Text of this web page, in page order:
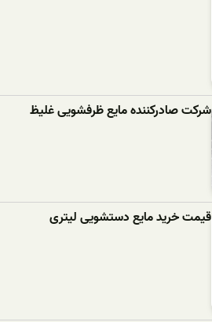
شرکت صادرکننده مایع ظرفشویی غلیظ
قیمت خرید مایع دستشویی لیتری